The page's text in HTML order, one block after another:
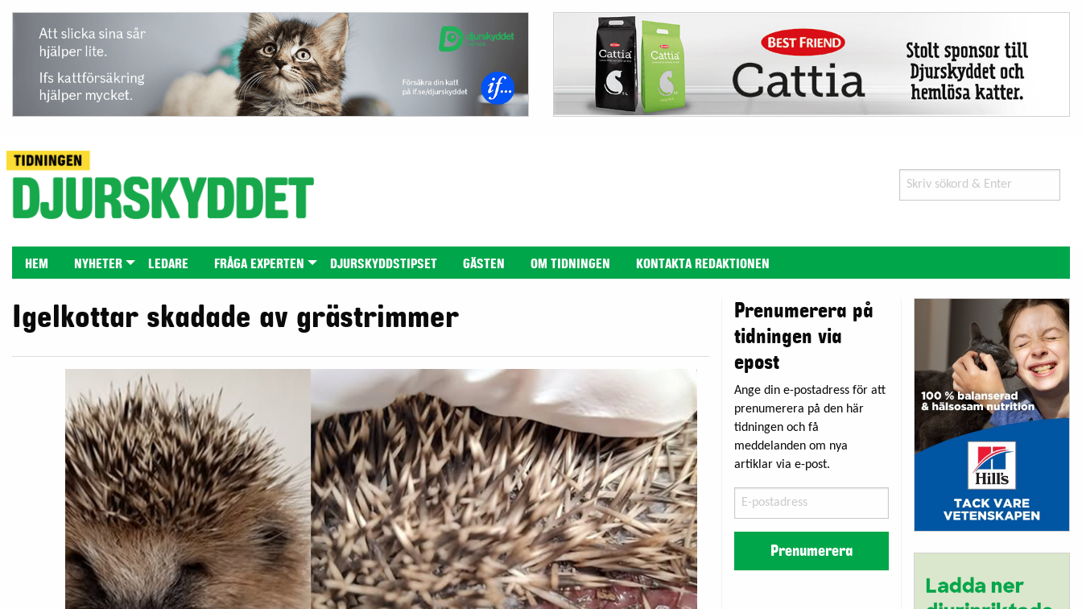
Search
for:
HEM NYHETER LEDARE FRÅGA EXPERTEN DJURSKYDDSTIPSET GÄSTEN OM TIDNINGEN KONTAKTA REDAKTIONEN
Igelkottar skadade av grästrimmer
Prenumerera på
tidningen via
epost
Ange din e-postadress för att
prenumerera på den här
tidningen och få
meddelanden om nya
artiklar via e-post.
postadress
Prenumerera